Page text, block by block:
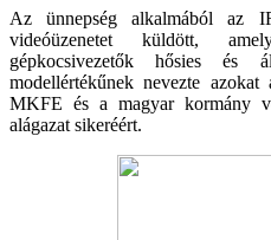
Az ünnepség alkalmából az
videóüzenetet küldött,
gépkocsivezetők hősies és
modellértékűnek nevezte azokat
MKFE és a magyar kormány
alágazat sikeréért.